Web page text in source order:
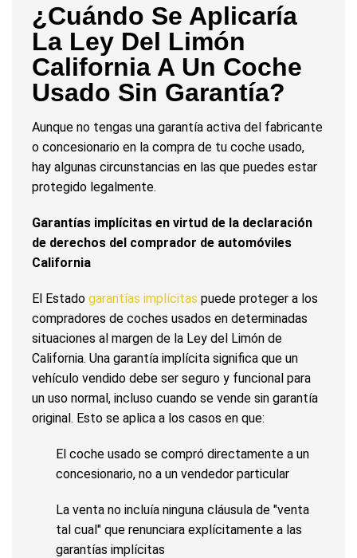
¿Cuándo Se Aplicaría
La Ley Del Limón
California A Un Coche
Usado Sin Garantía?
Aunque no tengas una garantía activa del fabricante
o concesionario en la compra de tu coche usado,
hay algunas circunstancias en las que puedes estar
protegido legalmente.
Garantías implícitas en virtud de la declaración
de derechos del comprador de automóviles
California
El Estado garantías implícitas puede proteger a los
compradores de coches usados en determinadas
situaciones al margen de la Ley del Limón de
California. Una garantía implícita significa que un
vehículo vendido debe ser seguro y funcional para
un uso normal, incluso cuando se vende sin garantía
original. Esto se aplica a los casos en que:
El coche usado se compró directamente a un
concesionario, no a un vendedor particular
La venta no incluía ninguna cláusula de "venta
tal cual" que renunciara explícitamente a las
garantías implícitas